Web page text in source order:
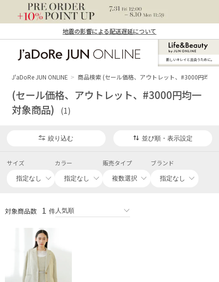
地震の影響による配送遅延について
ン オンライン）
新しいキレイと出合うために。
J'aDoRe JUN ONLINE 商品検索 (セール価格、アウトレット、#3000円均一
(セール価格、アウトレット、#3000円均一
対象商品)
(1)
絞り込む 並び順・表示設定
サイズ カラー 販売タイプ ブランド
対象商品数 1 件